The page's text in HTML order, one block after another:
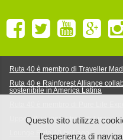
Questo sito utilizza
l'esperienza di
Ruta 40 è membro di Traveller
Ruta 40 e Rainforest Alliance
sostenibile in America Latina
Upperail, viaggi in treni di lusso
Lounge Ruta 40 by Lago